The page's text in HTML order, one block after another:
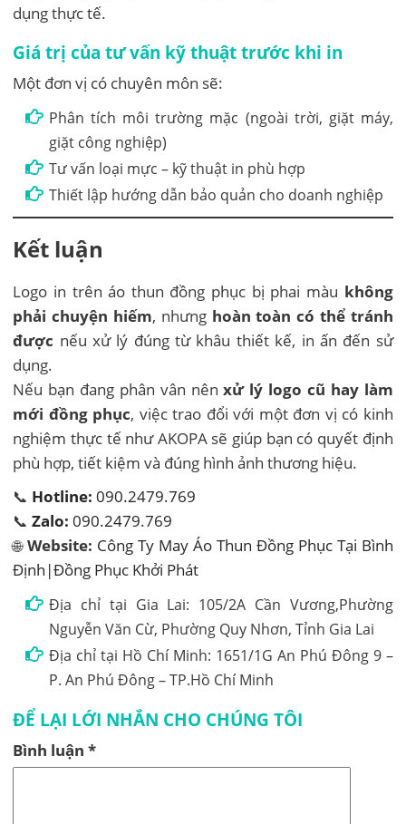
dụng thực tế.
Giá trị của tư vấn kỹ thuật trước khi in
Một đơn vị có chuyên môn sẽ:
Phân tích môi trường mặc (ngoài trời, giặt máy,
giặt công nghiệp)
Tư vấn loại mực – kỹ thuật in phù hợp
Thiết lập hướng dẫn bảo quản cho doanh nghiệp
Kết luận
Logo in trên áo thun đồng phục bị phai màu không
phải chuyện hiếm, nhưng hoàn toàn có thể tránh
được nếu xử lý đúng từ khâu thiết kế, in ấn đến sử
dụng.
Nếu bạn đang phân vân nênxử lý logo cũ hay làm
mới đồng phục, việc trao đổi với một đơn vị có kinh
nghiệm thực tế như AKOPA sẽ giúp bạn có quyết định
phù hợp, tiết kiệm và đúng hình ảnh thương hiệu.
📞 Hotline: 090.2479.769
📞Zalo: 090.2479.769
🌐Website: Công Ty May Áo Thun Đồng Phục Tại Bình
Định|Đồng Phục Khởi Phát
Địa chỉ tại Gia Lai: 105/2A Cần Vương,Phường
Nguyễn Văn Cừ, Phường Quy Nhơn, Tỉnh Gia Lai
Địa chỉ tại Hồ Chí Minh: 1651/1G An Phú Đông 9 –
P. An Phú Đông – TP.Hồ Chí Minh
ĐỂ LẠI LỚI NHẮN CHO CHÚNG TÔI
Bình luận*